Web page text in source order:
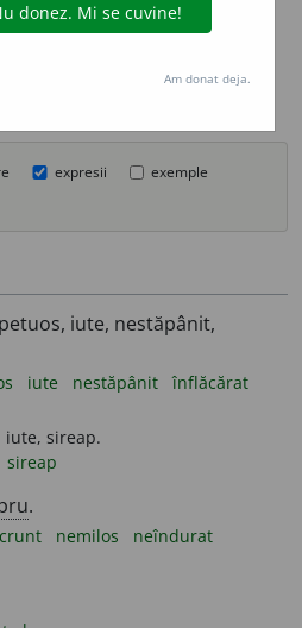
filele pe pagina de
expresii
exemple
iute, nestăpânit,
iute nestăpânit
înflăcărat
iute, sireap.
sireap
.
crunt nemilos
neîndurat
Am donat deja.